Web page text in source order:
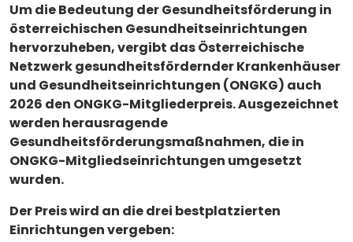
Um die Bedeutung der Gesundheitsförderung in
österreichischen Gesundheitseinrichtungen
hervorzuheben, vergibt das Österreichische
Netzwerk gesundheitsfördernder Krankenhäuser
und Gesundheitseinrichtungen (ONGKG) auch
2026 den ONGKG-Mitgliederpreis. Ausgezeichnet
werden herausragende
Gesundheitsförderungsmaßnahmen, die in
ONGKG-Mitgliedseinrichtungen umgesetzt
wurden.
Der Preis wird an die drei bestplatzierten
Einrichtungen vergeben: